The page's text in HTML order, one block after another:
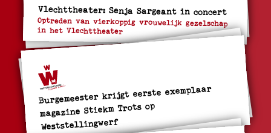
Vlechttheater: Senja Sargeant in concert
Optreden van vierkoppig vrouwelijk gezelschap
in het Vlechttheater
Burgemeester krijgt eerste exemplaar
magazine Stiekm Trots op
Weststellingwerf